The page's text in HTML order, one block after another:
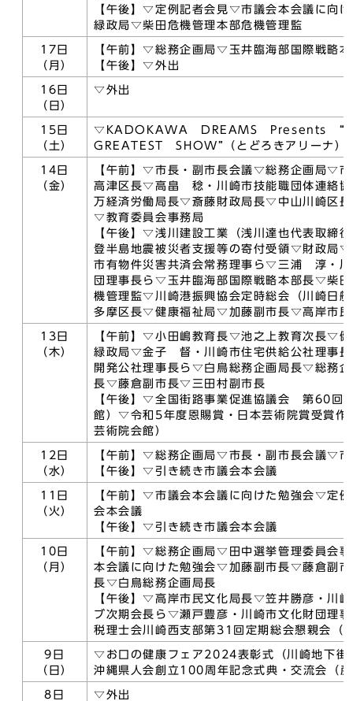
【午後】▽定例記者会見▽市議会本会議に向
緑政局▽柴田危機管理本部危機管理監
17日
（月）
【午前】▽総務企画局▽玉井臨海部国際戦略
【午後】▽外出
16日
（日）
▽外出
15日
（土）
▽KADOKAWA DREAMS Presents
GREATEST SHOW”（とどろきアリーナ）
14日
（金）
【午前】▽市長・副市長会議▽総務企画局▽
高津区長▽高畠 稔・川崎市技能職団体連絡
万経済労働局長▽斎藤財政局長▽中山川崎区
▽教育委員会事務局
【午後】▽浅川建設工業（浅川達也代表取締
登半島地震被災者支援等の寄付受領▽財政局▽
市有物件災害共済会常務理事ら▽三浦 淳・川
団理事長ら▽玉井臨海部国際戦略本部長▽柴
機管理監▽川崎港振興協会定時総会（川崎日
多摩区長▽健康福祉局▽加藤副市長▽高岸市民
13日
（木）
【午前】▽小田嶋教育長▽池之上教育次長▽
緑政局▽金子 督・川崎市住宅供給公社理事長
開発公社理事長ら▽白鳥総務企画局長▽総務
長▽藤倉副市長▽三田村副市長
【午後】▽全国街路事業促進協議会 第60回
館）▽令和5年度恩賜賞・日本芸術院賞受賞作
芸術院会館）
12日
（水）
【午前】▽総務企画局▽市長・副市長会議▽市
【午後】▽引き続き市議会本会議
11日
（火）
【午前】▽市議会本会議に向けた勉強会▽定
会本会議
【午後】▽引き続き市議会本会議
10日
（月）
【午前】▽総務企画局▽田中選挙管理委員会
本会議に向けた勉強会▽加藤副市長▽藤倉副
長▽白鳥総務企画局長
【午後】▽高岸市民文化局長▽笠井勝彦・川
ブ次期会長ら▽瀬戸豊彦・川崎市文化財団理
税理士会川崎西支部第31回定期総会懇親会（
9日
（日）
▽お口の健康フェア2024表彰式（川崎地下
沖縄県人会創立100周年記念式典・交流会（
8日 ▽外出